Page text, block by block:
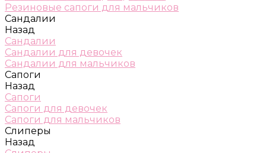
Резиновые сапоги для мальчиков
Сандалии
Назад
Сандалии
Сандалии для девочек
Сандалии для мальчиков
Сапоги
Назад
Сапоги
Сапоги для девочек
Сапоги для мальчиков
Слиперы
Назад